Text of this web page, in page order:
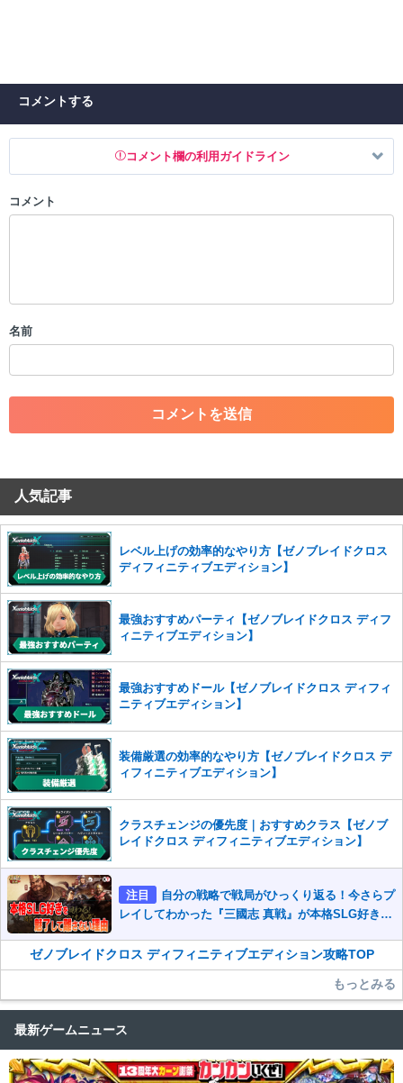
コメントする
コメント欄の利用ガイドライン
以下の書き込みを禁止とし、場合によってはコメント削除や書き込み制
・一度削除された投稿を再び投稿すること
・アカウントの売買など金銭が絡む内容の投稿
・各ゲームのネタバレを含む内容の投稿
・その他、管理者が不適切と判断した投稿
コメントの削除を申請する
せていただきます。ご了承ください。
※一度削除したコメントは復元ができませんのでご注意くだ
さい。
また、過度な利用規約の違反や、弊社に損害の及ぶ内容の書き込みがあ
った場合は、法的措置をとらせていただく場合もございますので、あら
かじめご理解くださいませ。
コメント
名前
人気記事
レベル上げの効率的なやり方【ゼノブレイドクロス
ディフィニティブエディション】
最強おすすめパーティ【ゼノブレイドクロス ディフ
ィニティブエディション】
最強おすすめドール【ゼノブレイドクロス ディフィ
ニティブエディション】
装備厳選の効率的なやり方【ゼノブレイドクロス デ
ィフィニティブエディション】
クラスチェンジの優先度｜おすすめクラス【ゼノブ
レイドクロス ディフィニティブエディション】
注目
自分の戦略で戦局がひっくり返る！今さらプ
レイしてわかった『三國志 真戦』が本格SLG好きを
ゼノブレイドクロス ディフィニティブエディション攻略TOP
もっとみる
最新ゲームニュース